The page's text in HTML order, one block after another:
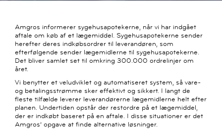
Amgros informerer sygehusapotekerne, når vi har indgået
aftale om køb af et lægemiddel. Sygehusapotekerne sender
herefter deres indkøbsordrer til leverandøren, som
efterfølgende sender lægemidlerne til sygehusapotekerne.
Det bliver samlet set til omkring 300.000 ordrelinjer om
året.
Vi benytter et veludviklet og automatiseret system, så vare-
og betalingsstrømme sker effektivt og sikkert. I langt de
fleste tilfælde leverer leverandørerne lægemidlerne helt efter
planen. Undertiden opstår der restordre på et lægemiddel,
der er indkøbt baseret på en aftale. I disse situationer er det
Amgros’ opgave at finde alternative løsninger.